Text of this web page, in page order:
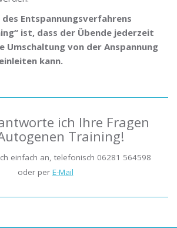
des Entspannungsverfahrens
ist, dass der Übende jederzeit
Umschaltung von der Anspannung
kann.
ich Ihre Fragen
Training!
einfach an, telefonisch 06281 564598
oder per E-Mail